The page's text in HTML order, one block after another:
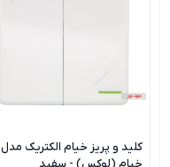
کلید و پریز خیام الکتریک مدل
خیام (لوکس) - سفید